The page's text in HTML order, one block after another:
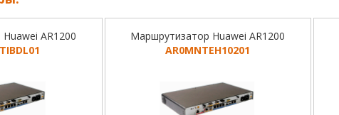
AR1200
Маршрутизатор Huawei AR1200
AR0MNTEH10201